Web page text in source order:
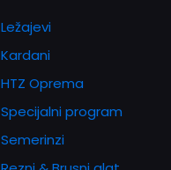
Ležajevi
Kardani
HTZ Oprema
Specijalni program
Semerinzi